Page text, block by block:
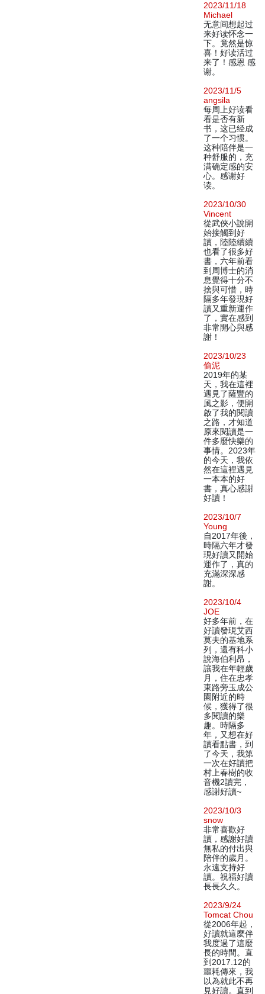
2023/11/18
Michael
无意间想起过
来好读怀念一
下。竟然是惊
喜！好读活过
来了！感恩 感
谢。
2023/11/5
angsila
每周上好读看
看是否有新
书，这已经成
了一个习惯。
这种陪伴是一
种舒服的，充
满确定感的安
心。感谢好
读。
2023/10/30
Vincent
從武俠小說開
始接觸到好
讀，陸陸續續
也看了很多好
書，六年前看
到周博士的消
息覺得十分不
捨與可惜，時
隔多年發現好
讀又重新運作
了，實在感到
非常開心與感
謝！
2023/10/23
偷泥
2019年的某
天，我在這裡
遇見了薩豐的
風之影，便開
啟了我的閱讀
之路，才知道
原來閱讀是一
件多麼快樂的
事情。2023年
的今天，我依
然在這裡遇見
一本本的好
書，真心感謝
好讀！
2023/10/7
Young
自2017年後，
時隔六年才發
現好讀又開始
運作了，真的
充滿深深感
謝。
2023/10/4
JOE
好多年前，在
好讀發現艾西
莫夫的基地系
列，還有科小
說海伯利昂，
讓我在年輕歲
月，住在忠孝
東路旁玉成公
園附近的時
候，獲得了很
多閱讀的樂
趣。時隔多
年，又想在好
讀看點書，到
了今天，我第
一次在好讀把
村上春樹的收
音機2讀完，
感謝好讀~
2023/10/3
snow
非常喜歡好
讀，感謝好讀
無私的付出與
陪伴的歲月。
永遠支持好
讀。祝福好讀
長長久久。
2023/9/24
Tomcat Chou
從2006年起，
好讀就這麼伴
我度過了這麼
長的時間。直
到2017.12的
噩耗傳來，我
以為就此不再
見好讀。直到